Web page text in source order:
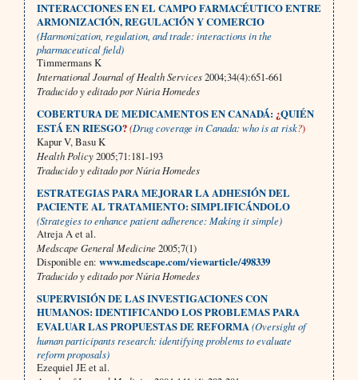
INTERACCIONES EN EL CAMPO FARMACÉUTICO ENTRE
ARMONIZACIÓN, REGULACIÓN Y COMERCIO
(Harmonization, regulation, and trade: interactions in the
pharmaceutical field)
Timmermans K
International Journal of Health Services2004;34(4):651-661
Traducido y editado por Núria Homedes
COBERTURA DE MEDICAMENTOS EN CANADÁ: ¿QUIÉN
ESTÁ EN RIESGO?(Drug coverage in Canada: who is at risk?)
Kapur V, Basu K
Health Policy2005;71:181-193
Traducido y editado por Núria Homedes
ESTRATEGIAS PARA MEJORAR LA ADHESIÓN DEL
PACIENTE AL TRATAMIENTO: SIMPLIFICÁNDOLO
(Strategies to enhance patient adherence: Making it simple)
Atreja A et al.
Medscape General Medicine2005;7(1)
Disponible en: www.medscape.com/viewarticle/498339
Traducido y editado por Núria Homedes
SUPERVISIÓN DE LAS INVESTIGACIONES CON
HUMANOS: IDENTIFICANDO LOS PROBLEMAS PARA
EVALUAR LAS PROPUESTAS DE REFORMA(Oversight of
human participants research: identifying problems to evaluate
reform proposals)
Ezequiel JE et al.